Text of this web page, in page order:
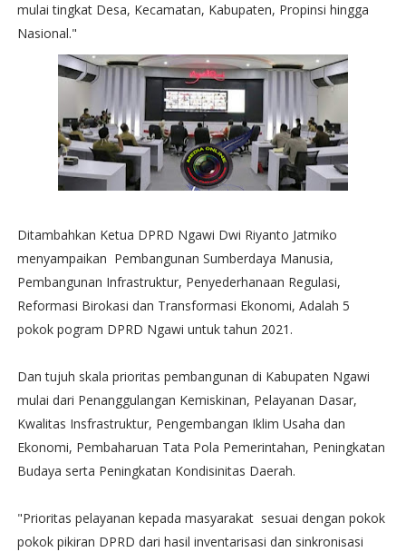
mulai tingkat Desa, Kecamatan, Kabupaten, Propinsi hingga
Nasional."
Ditambahkan Ketua DPRD Ngawi Dwi Riyanto Jatmiko
menyampaikan Pembangunan Sumberdaya Manusia,
Pembangunan Infrastruktur, Penyederhanaan Regulasi,
Reformasi Birokasi dan Transformasi Ekonomi, Adalah 5
pokok pogram DPRD Ngawi untuk tahun 2021.
Dan tujuh skala prioritas pembangunan di Kabupaten Ngawi
mulai dari Penanggulangan Kemiskinan, Pelayanan Dasar,
Kwalitas Insfrastruktur, Pengembangan Iklim Usaha dan
Ekonomi, Pembaharuan Tata Pola Pemerintahan, Peningkatan
Budaya serta Peningkatan Kondisinitas Daerah.
"Prioritas pelayanan kepada masyarakat sesuai dengan pokok
pokok pikiran DPRD dari hasil inventarisasi dan sinkronisasi